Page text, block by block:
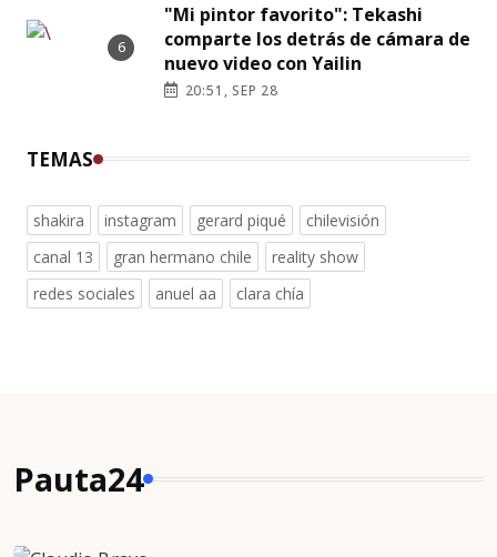
"Mi pintor favorito": Tekashi
comparte los detrás de cámara de
nuevo video con Yailin
20:51, SEP 28
TEMAS
shakira instagram gerard piqué
chilevisión
canal 13
gran hermano chile
reality show
redes sociales
anuel aa clara chía
Pauta24